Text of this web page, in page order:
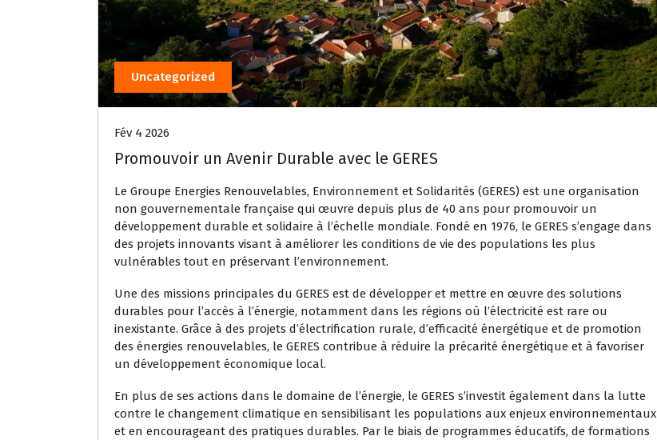
Uncategorized
Fév 4 2026
Promouvoir un Avenir Durable avec le GERES
Le Groupe Energies Renouvelables, Environnement et Solidarités (GERES) est une organisation
non gouvernementale française qui œuvre depuis plus de 40 ans pour promouvoir un
développement durable et solidaire à l’échelle mondiale. Fondé en 1976, le GERES s’engage dans
des projets innovants visant à améliorer les conditions de vie des populations les plus
vulnérables tout en préservant l’environnement.
Une des missions principales du GERES est de développer et mettre en œuvre des solutions
durables pour l’accès à l’énergie, notamment dans les régions où l’électricité est rare ou
inexistante. Grâce à des projets d’électrification rurale, d’efficacité énergétique et de promotion
des énergies renouvelables, le GERES contribue à réduire la précarité énergétique et à favoriser
un développement économique local.
En plus de ses actions dans le domaine de l’énergie, le GERES s’investit également dans la lutte
contre le changement climatique en sensibilisant les populations aux enjeux environnementaux
et en encourageant des pratiques durables. Par le biais de programmes éducatifs, de formations